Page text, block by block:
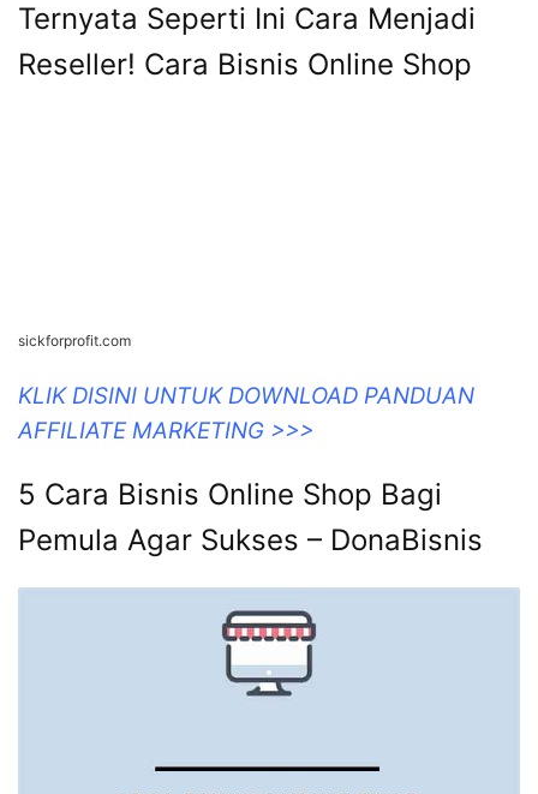
Ternyata Seperti Ini Cara Menjadi
Reseller! Cara Bisnis Online Shop
sickforprofit.com
KLIK DISINI UNTUK DOWNLOAD PANDUAN
AFFILIATE MARKETING >>>
5 Cara Bisnis Online Shop Bagi
Pemula Agar Sukses – DonaBisnis